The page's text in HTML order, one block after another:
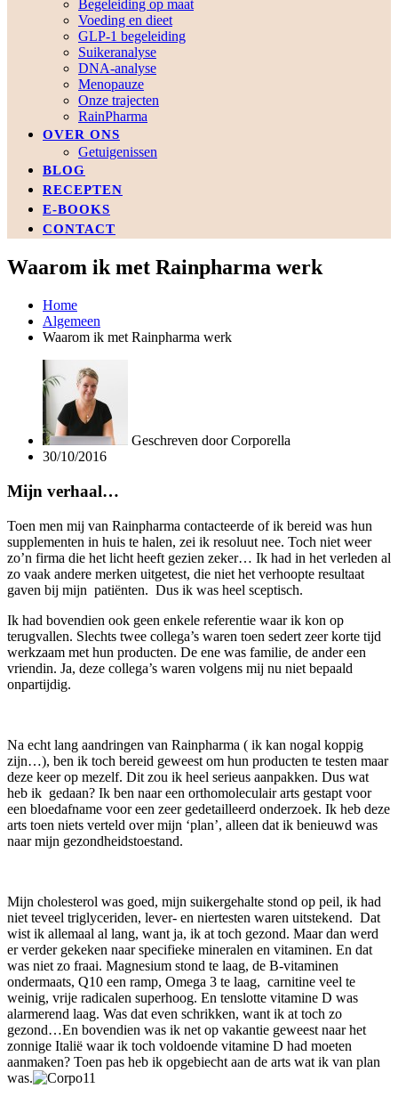
Begeleiding op maat
Voeding en dieet
GLP-1 begeleiding
Suikeranalyse
DNA-analyse
Menopauze
Onze trajecten
RainPharma
OVER ONS
Getuigenissen
BLOG
RECEPTEN
E-BOOKS
CONTACT
Waarom ik met Rainpharma werk
Home
Algemeen
Waarom ik met Rainpharma werk
Geschreven doorCorporella
30/10/2016
Mijn verhaal…
Toen men mij van Rainpharma contacteerde of ik bereid was hun
supplementen in huis te halen, zei ik resoluut nee. Toch niet weer
zo’n firma die het licht heeft gezien zeker… Ik had in het verleden al
zo vaak andere merken uitgetest, die niet het verhoopte resultaat
gaven bij mijn patiënten. Dus ik was heel sceptisch.
Ik had bovendien ook geen enkele referentie waar ik kon op
terugvallen. Slechts twee collega’s waren toen sedert zeer korte tijd
werkzaam met hun producten. De ene was familie, de ander een
vriendin. Ja, deze collega’s waren volgens mij nu niet bepaald
onpartijdig.
Na echt lang aandringen van Rainpharma ( ik kan nogal koppig
zijn…), ben ik toch bereid geweest om hun producten te testen maar
deze keer op mezelf. Dit zou ik heel serieus aanpakken. Dus wat
heb ik gedaan? Ik ben naar een orthomoleculair arts gestapt voor
een bloedafname voor een zeer gedetailleerd onderzoek. Ik heb deze
arts toen niets verteld over mijn ‘plan’, alleen dat ik benieuwd was
naar mijn gezondheidstoestand.
Mijn cholesterol was goed, mijn suikergehalte stond op peil, ik had
niet teveel triglyceriden, lever- en niertesten waren uitstekend. Dat
wist ik allemaal al lang, want ja, ik at toch gezond. Maar dan werd
er verder gekeken naar specifieke mineralen en vitaminen. En dat
was niet zo fraai. Magnesium stond te laag, de B-vitaminen
ondermaats, Q10 een ramp, Omega 3 te laag, carnitine veel te
weinig, vrije radicalen superhoog. En tenslotte vitamine D was
alarmerend laag. Was dat even schrikken, want ik at toch zo
gezond…En bovendien was ik net op vakantie geweest naar het
zonnige Italië waar ik toch voldoende vitamine D had moeten
aanmaken? Toen pas heb ik opgebiecht aan de arts wat ik van plan
was.